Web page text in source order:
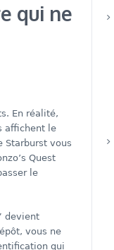
qui ne
En réalité,
affichent le
Starburst vous
Quest
le
devient
vous ne
qui